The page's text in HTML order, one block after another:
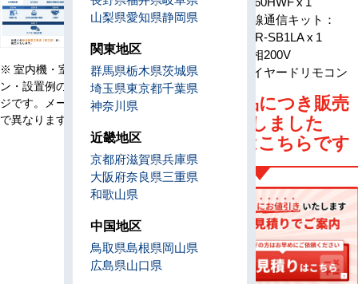
※ 室内機・室外機・リモコ
ン・設置例の画像はイメー
ジです。メーカー、機種等
で異なります。
無線通信キット：
PAR-SB1LA x 1
三相200V
リモコン
ワイヤードリモコン
旧型番商品につき販売
は終了しました
後継機種はこちらです
山梨県愛知県静岡県
関東地区
群馬県栃木県茨城県
埼玉県東京都千葉県
神奈川県
近畿地区
京都府滋賀県兵庫県
大阪府奈良県三重県
和歌山県
中国地区
鳥取県島根県岡山県
広島県山口県